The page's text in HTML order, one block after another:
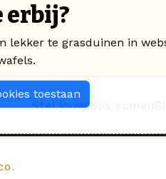
Stel jouw box samen
erbij?
lekker te grasduinen in
toestaan